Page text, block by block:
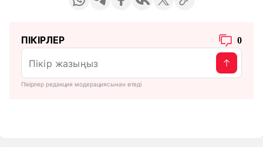
ПІКІРЛЕР 0
Пікірлер редакция модерациясынан өтеді